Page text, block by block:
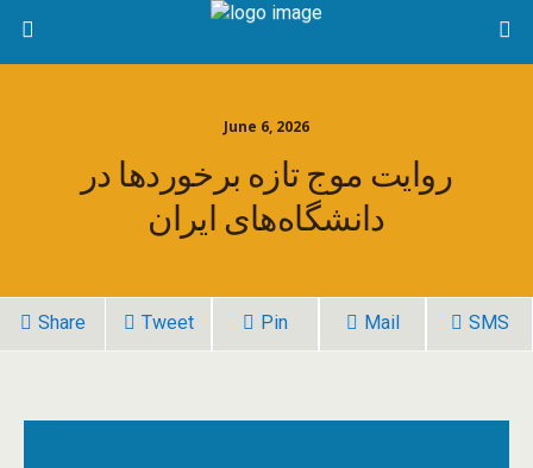
June 6, 2026
روایت موج تازه برخوردها در
دانشگاه‌های ایران
Share Tweet Pin Mail SMS